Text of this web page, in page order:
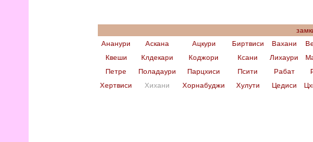
Ананури
Аскана Ацкури Биртвиси Вахани
Квеши
Клдекари Коджори Ксани Лихаури
Петре
Поладаури Парцхиси Псити Рабат
Хертвиси
Хихани Хорнабуджи Хулути Цедиси